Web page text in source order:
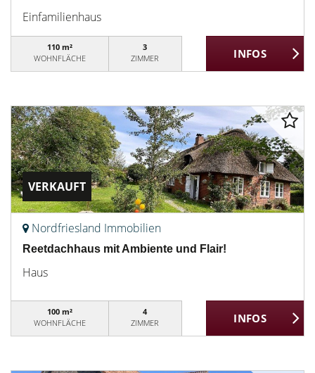
Einfamilienhaus
110 m²
WOHNFLÄCHE
3
ZIMMER
VERKAUFT
Nordfriesland Immobilien
Reetdachhaus mit Ambiente und Flair!
Haus
100 m²
WOHNFLÄCHE
4
ZIMMER